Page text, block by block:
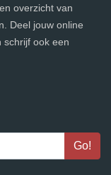
overzicht van
Deel jouw online
schrijf ook een